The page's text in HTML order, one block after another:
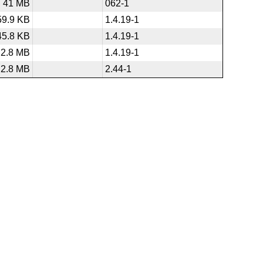
41 MB
062-1
KB
1.4.19-1
KB
1.4.19-1
2.8 MB
1.4.19-1
2.8 MB
2.44-1